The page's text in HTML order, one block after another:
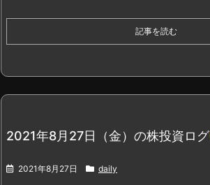
記事を読む
2021年8月27日（金）の株投資ログ
2021年8月27日 daily